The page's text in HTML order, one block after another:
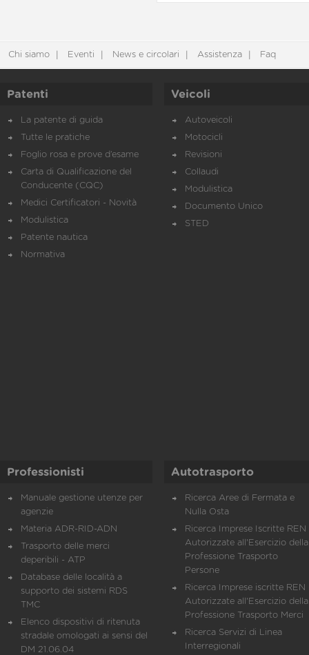
Chi siamo Eventi News e circolari Assistenza Faq
Patenti
La patente di guida
Tutte le pratiche
Foglio rosa e prove d’esame
Carta di Qualificazione del
Conducente (CQC)
Medici Certificatori - Novità
Modulistica
Patente nautica
Normativa
Veicoli
Autoveicoli
Motocicli
Revisioni
Collaudi
Modulistica
Documento Unico
STED
Professionisti
Manuale gestione utenze per
agenzie
Materia ADR-RID-ADN
Trasporto delle merci
deperibili - ATP
Database delle località a
supporto dei sistemi RDS
TMC
Elenco dispositivi di ritenuta
stradale omologati ai sensi del
DM 21.06.04
Autotrasporto
Ricerca Aree di Fermata e
Nulla Osta
Ricerca Imprese Iscritte REN
Autorizzate all'Esercizio della
Professione Trasporto
Persone
Ricerca Imprese iscritte REN
Autorizzate all'Esercizio della
Professione Trasporto Merci
Ricerca Servizi di Linea
Interregionali